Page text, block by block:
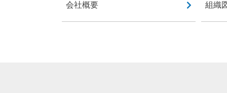
会社概要 組織